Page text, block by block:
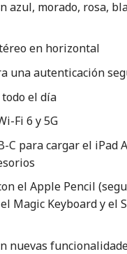
azul, morado, rosa,
en horizontal
una autenticación
el día
Fi 6 y 5G
C para cargar el iPad
el Apple Pencil
Magic Keyboard y el
nuevas